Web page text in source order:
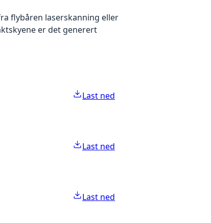
flybåren laserskanning eller
er det generert
Last ned
Last ned
Last ned